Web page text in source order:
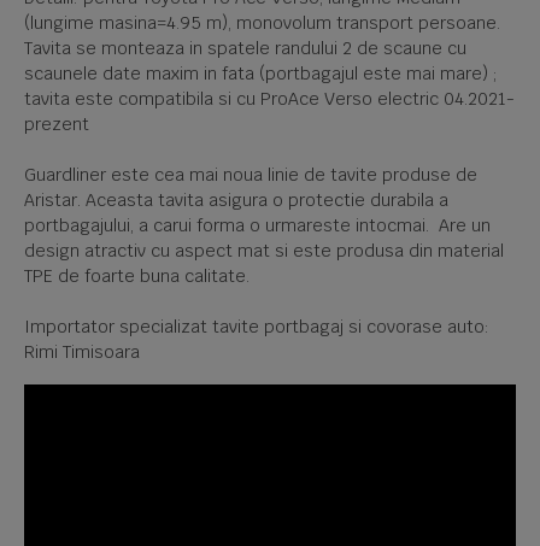
(lungime masina=4.95 m), monovolum transport persoane.
Tavita se monteaza in spatele randului 2 de scaune cu
scaunele date maxim in fata (portbagajul este mai mare) ;
tavita este compatibila si cu ProAce Verso electric 04.2021-
prezent
Guardliner este cea mai noua linie de tavite produse de
Aristar. Aceasta tavita asigura o protectie durabila a
portbagajului, a carui forma o urmareste intocmai. Are un
design atractiv cu aspect mat si este produsa din material
TPE de foarte buna calitate.
Importator specializat tavite portbagaj si covorase auto:
Rimi Timisoara